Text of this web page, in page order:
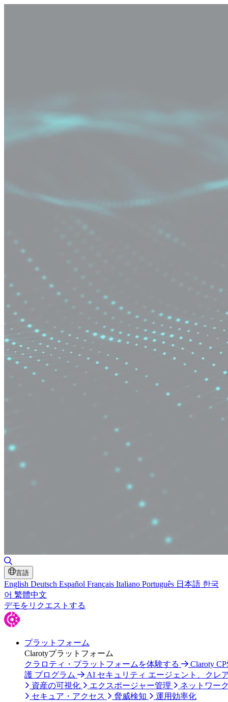
言語
English Deutsch Español Français Italiano Português 日本語 한국
어 繁體中文
デモをリクエストする
プラットフォーム
Clarotyプラットフォーム
クラロティ・プラットフォームを体験する
Claroty
護 プログラム
AI セキュリティ エージェント、クレ
資産の可視化
エクスポージャー管理
ネットワー
セキュア・アクセス
脅威検知
運用効率化